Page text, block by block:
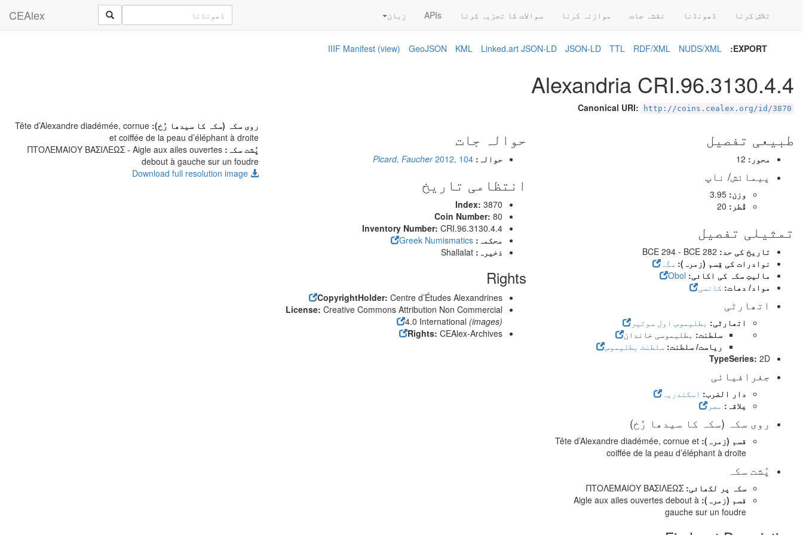
CEAlex زبان APIs سوالات کا تجزیہ کرنا موازنہ کرنا نقشہ جات ڈھونڈنا تلاش کرنا
EXPORT:
NUDS/XML
RDF/XML
TTL
JSON-LD
Linked.art JSON-LD
KML
GeoJSON
IIIF Manifest (view)
Alexandria CRI.96.3130.4.4
Canonical URI: http://coins.cealex.org/id/3870
روی سکہ (سکہ کا سیدھا رُخ): Tête d’Alexandre diadémée, cornue
et coiffée de la peau d’éléphant à droite
پُشت سکہ:
ΠΤΟΛΕΜΑΙΟΥ ΒΑΣΙΛΕΩΣ - Aigle aux ailes ouvertes
debout à gauche sur un foudre
طبیعی تفصیل
محور: 12
پیمائش/ ناپ
وزن: 3.95
قُطر: 20
تمثیلی تفصیل
تاریخ کی حد: BCE 294 - BCE 282
نوادرات کی قِسم (زمرہ): سکّہ
مالیتِ سکہ کی اکائی: Obol
مواد/ دھات: کانسی
اتھارٹی
اتھارٹی: بطلیموس اول سوتیر
سلطنت: بطلیموسی خاندان
ریاست/ سلطنت: سلطنت بطلیموس
TypeSeries: 2D
جغرافیائی
دار الضرب: اسکندریہ
عِلاقہ: مصر
روی سکہ (سکہ کا سیدھا رُخ)
قسم (زمرہ): Tête d’Alexandre diadémée, cornue et
coiffée de la peau d’éléphant à droite
پُشت سکہ
سکہ پر لکھائی: ΠΤΟΛΕΜΑΙΟΥ ΒΑΣΙΛΕΩΣ
قسم (زمرہ): Aigle aux ailes ouvertes debout à
gauche sur un foudre
حوالہ جات
حوالہ: Picard, Faucher2012, 104
انتظامی تاریخ
Index: 3870
Coin Number: 80
Inventory Number: CRI.96.3130.4.4
محکمہ: Greek Numismatics
ذخیرہ: Shallalat
Rights
CopyrightHolder: Centre d’Études Alexandrines
License: Creative Commons Attribution Non Commercial
4.0 International (images)
Rights: CEAlex-Archives